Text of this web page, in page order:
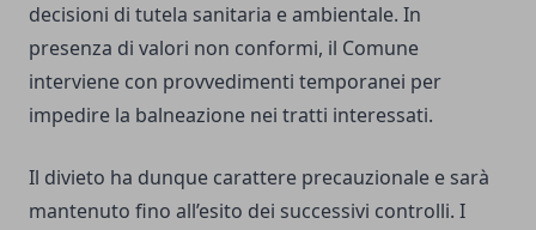
decisioni di tutela sanitaria e ambientale. In
presenza di valori non conformi, il Comune
interviene con provvedimenti temporanei per
impedire la balneazione nei tratti interessati.
Il divieto ha dunque carattere precauzionale e sarà
mantenuto fino all’esito dei successivi controlli. I